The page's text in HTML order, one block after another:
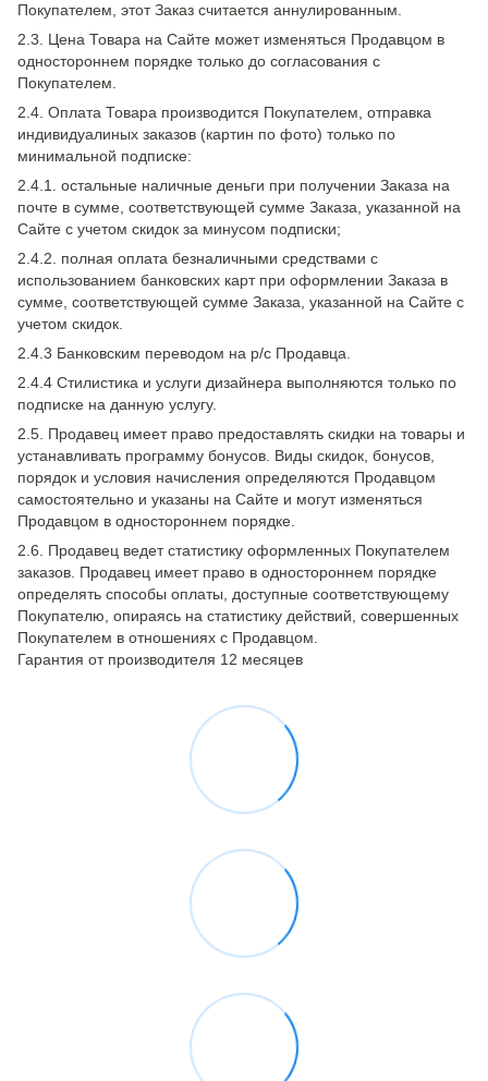
Покупателем, этот Заказ считается аннулированным.
2.3. Цена Товара на Сайте может изменяться Продавцом в
одностороннем порядке только до согласования с
Покупателем.
2.4. Оплата Товара производится Покупателем, отправка
индивидуалиных заказов (картин по фото) только по
минимальной подписке:
2.4.1. остальные наличные деньги при получении Заказа на
почте в сумме, соответствующей сумме Заказа, указанной на
Сайте с учетом скидок за минусом подписки;
2.4.2. полная оплата безналичными средствами с
использованием банковских карт при оформлении Заказа в
сумме, соответствующей сумме Заказа, указанной на Сайте с
учетом скидок.
2.4.3 Банковским переводом на р/с Продавца.
2.4.4 Стилистика и услуги дизайнера выполняются только по
подписке на данную услугу.
2.5. Продавец имеет право предоставлять скидки на товары и
устанавливать программу бонусов. Виды скидок, бонусов,
порядок и условия начисления определяются Продавцом
самостоятельно и указаны на Сайте и могут изменяться
Продавцом в одностороннем порядке.
2.6. Продавец ведет статистику оформленных Покупателем
заказов. Продавец имеет право в одностороннем порядке
определять способы оплаты, доступные соответствующему
Покупателю, опираясь на статистику действий, совершенных
Покупателем в отношениях с Продавцом.
Гарантия от производителя 12 месяцев